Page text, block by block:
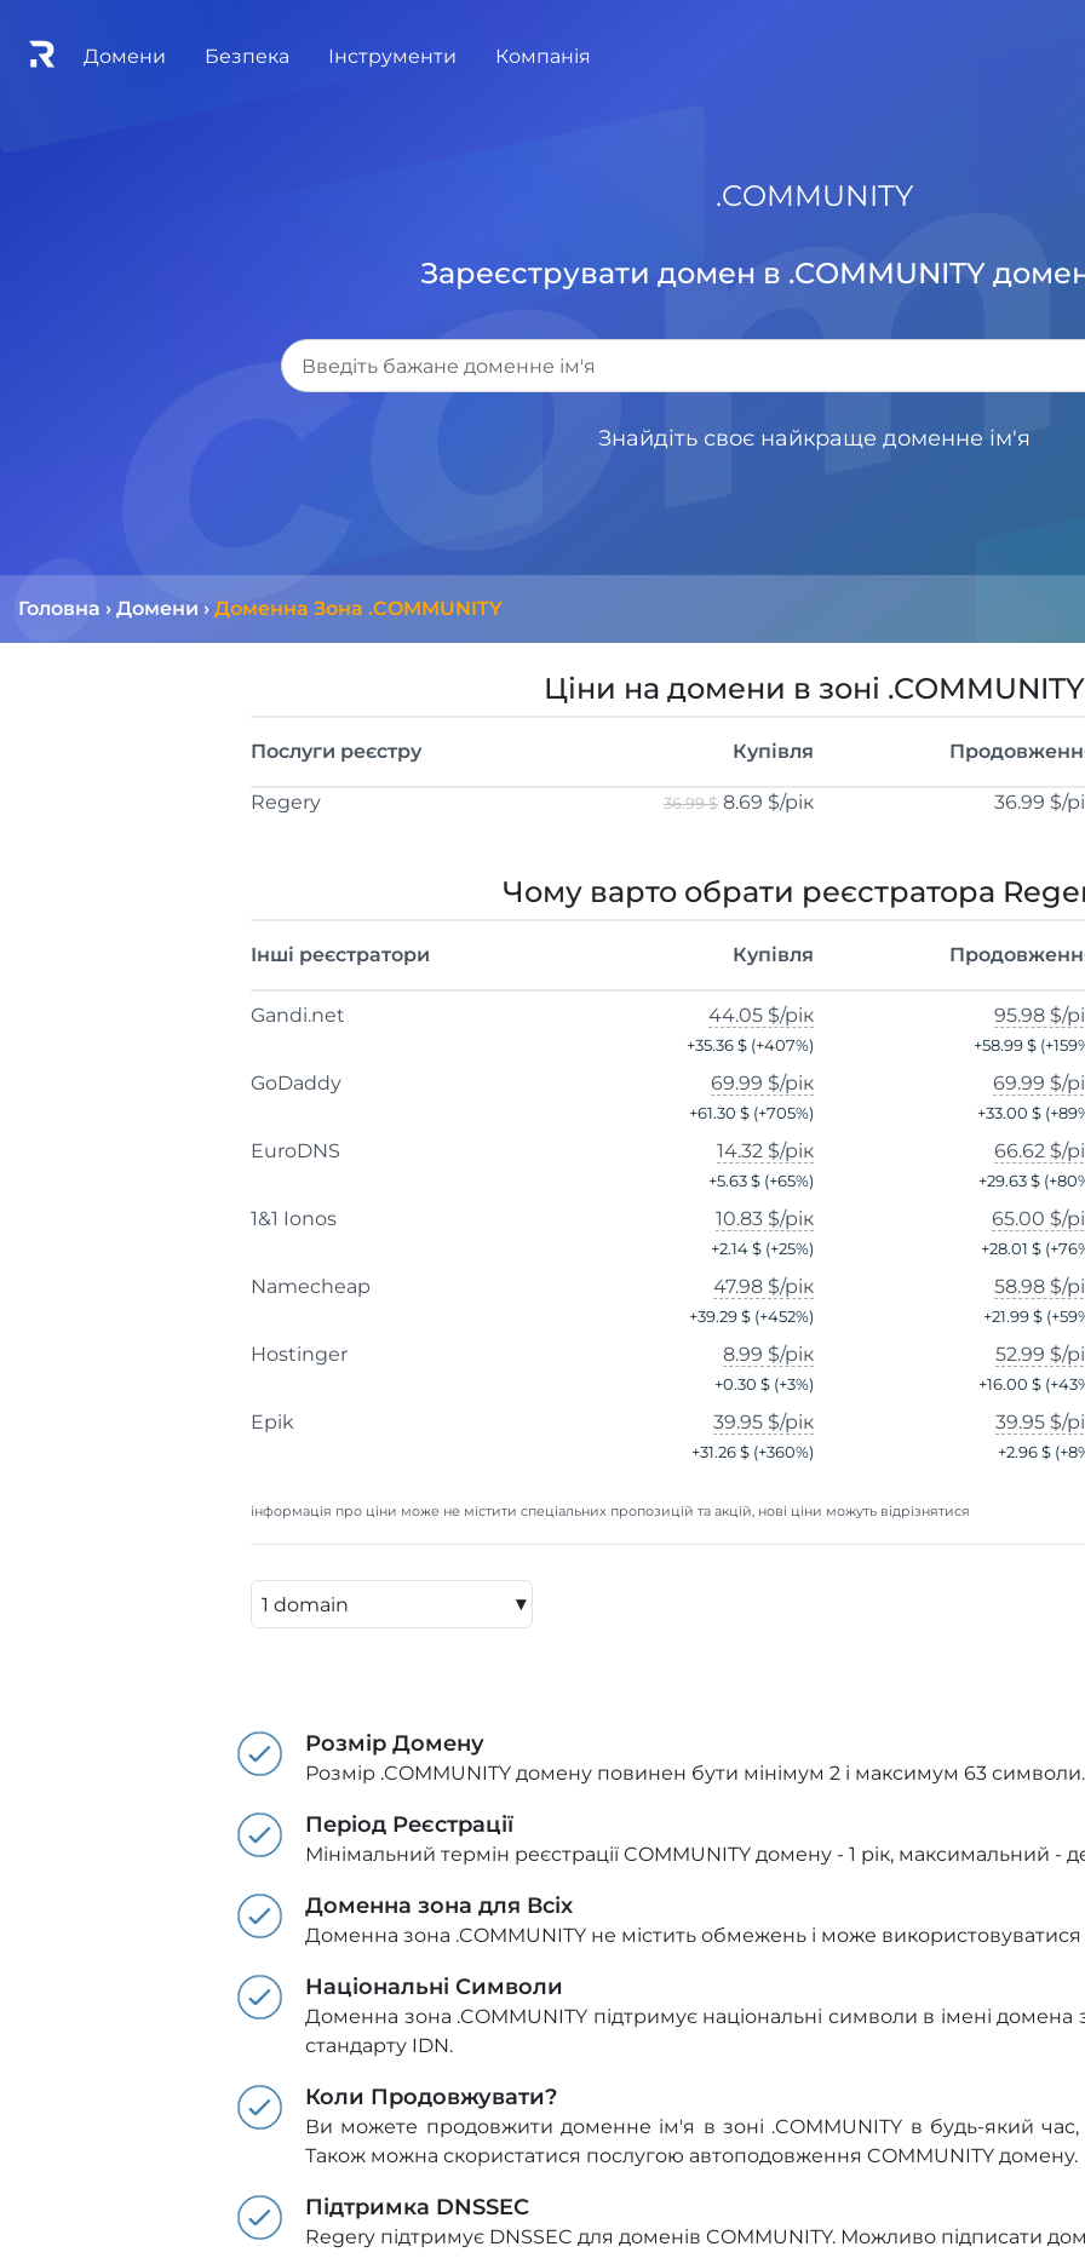
Домени Безпека Інструменти Компанія
.COMMUNITY
Зареєструвати домен в .COMMUNITY
Знайдіть своє найкраще доменне ім'я
Головна › Домени › Доменна Зона .COMMUNITY
Ціни на домени в зоні .COMMUNITY
Послуги реєстру Купівля
Regery 36.99 $ 8.69 $/рік 36.99 $/
Чому варто обрати реєстратора
Інші реєстратори Купівля
Gandi.net 44.05 $/рік
+35.36 $ (+407%)
95.98 $/
+58.99 $(+159
GoDaddy 69.99 $/рік
+61.30 $ (+705%)
69.99 $/
+33.00 $(+89
EuroDNS 14.32 $/рік
+5.63 $ (+65%)
66.62 $/
+29.63 $(+80
1&1 Ionos 10.83 $/рік
+2.14 $ (+25%)
65.00 $/
+28.01 $(+76
Namecheap 47.98 $/рік
+39.29 $ (+452%)
58.98 $/
+21.99 $(+59
Hostinger 8.99 $/рік
+0.30 $ (+3%)
52.99 $/
+16.00 $(+43
Epik 39.95 $/рік
+31.26 $ (+360%)
39.95 $/
+2.96 $(+8
інформація про ціни може не містити спеціальних пропозицій та акцій, нові ціни можуть відрізнятися
▾
Розмір Домену
Розмір .COMMUNITY домену повинен бути мінімум 2 і максимум 63 символи.
Період Реєстрації
Мінімальний термін реєстрації COMMUNITY домену - 1 рік, максимальний -
Доменна зона для Всіх
Доменна зона .COMMUNITY не містить обмежень і може
Національні Символи
Доменна зона .COMMUNITY підтримує національні символи в імені домена
стандарту IDN.
Коли Продовжувати?
Ви можете продовжити доменне ім'я в зоні .COMMUNITY в будь-який час,
Також можна скористатися послугою автоподовження COMMUNITY домену.
Підтримка DNSSEC
Regery підтримує DNSSEC для доменів COMMUNITY. Можливо підписати